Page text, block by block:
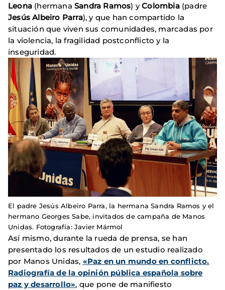
Leona (hermana Sandra Ramos) yColombia(padre
Jesús Albeiro Parra), y que han compartido la
situación que viven sus comunidades, marcadas por
la violencia, la fragilidad postconflicto y la
inseguridad.
El padre Jesús Albeiro Parra, la hermana Sandra Ramos y el
hermano Georges Sabe, invitados de campaña de Manos
Unidas. Fotografía: Javier Mármol
Así mismo, durante la rueda de prensa, se han
presentado los resultados de un estudio realizado
por Manos Unidas, «Paz en un mundo en conflicto.
Radiografía de la opinión pública española sobre
paz y desarrollo», que pone de manifiesto